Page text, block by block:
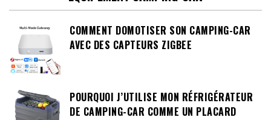
COMMENT DOMOTISER SON CAMPING-CAR
AVEC DES CAPTEURS ZIGBEE
POURQUOI J’UTILISE MON RÉFRIGÉRATEUR
DE CAMPING-CAR COMME UN PLACARD